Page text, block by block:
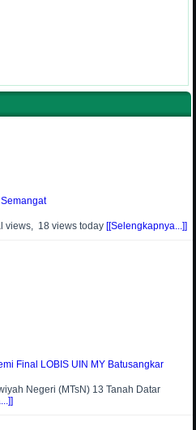
views, 18 views today[[Selengkapnya...]]
Final LOBIS UIN MY Batusangkar
Negeri (MTsN) 13 Tanah Datar